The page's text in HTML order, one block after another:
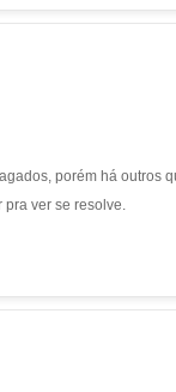
porém há outros
ver se resolve.